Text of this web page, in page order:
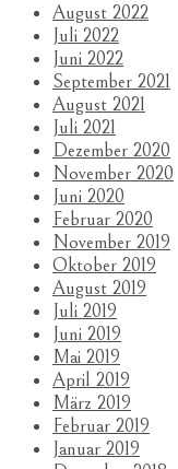
August 2022
Juli 2022
Juni 2022
September 2021
August 2021
Juli 2021
Dezember 2020
November 2020
Juni 2020
Februar 2020
November 2019
Oktober 2019
August 2019
Juli 2019
Juni 2019
Mai 2019
April 2019
März 2019
Februar 2019
Januar 2019